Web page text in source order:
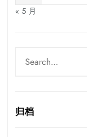
« 5 月
归档